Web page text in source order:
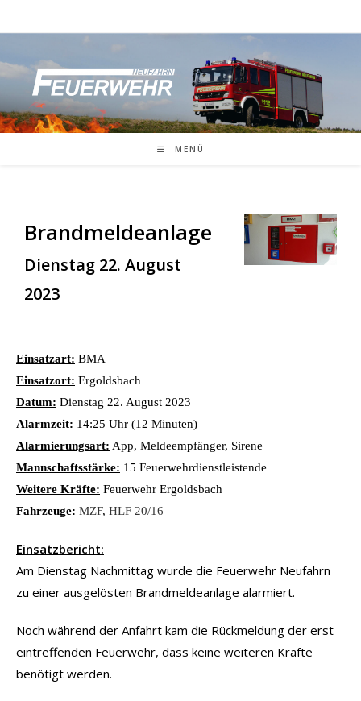
Inhalt
MENÜ
Brandmeldeanlage
Dienstag 22. August
2023
Einsatzart: BMA
Einsatzort: Ergoldsbach
Datum: Dienstag 22. August 2023
Alarmzeit: 14:25 Uhr (12 Minuten)
Alarmierungsart: App, Meldeempfänger, Sirene
Mannschaftsstärke: 15 Feuerwehrdienstleistende
Weitere Kräfte: Feuerwehr Ergoldsbach
Fahrzeuge: MZF, HLF 20/16
Einsatzbericht:
Am Dienstag Nachmittag wurde die Feuerwehr Neufahrn
zu einer ausgelösten Brandmeldeanlage alarmiert.
Noch während der Anfahrt kam die Rückmeldung der erst
eintreffenden Feuerwehr, dass keine weiteren Kräfte
benötigt werden.